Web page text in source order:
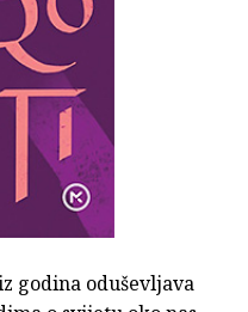
godina oduševljava